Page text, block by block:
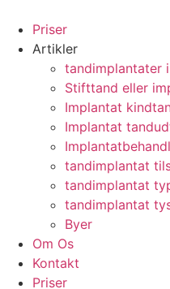
indhold
Priser
Artikler
tandimplantater
Stifttand eller
Implantat
Implantat
tandimplantat
tandimplantat
tandimplantat
Byer
Om Os
Kontakt
Priser